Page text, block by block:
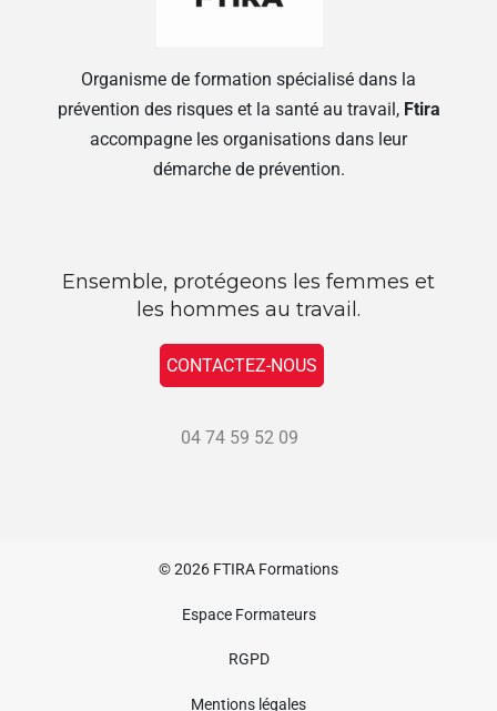
Organisme de formation spécialisé dans la
prévention des risques et la santé au travail, Ftira
accompagne les organisations dans leur
démarche de prévention.
Ensemble, protégeons les femmes et
les hommes au travail.
CONTACTEZ-NOUS
04 74 59 52 09
© 2026 FTIRA Formations
Espace Formateurs
RGPD
Mentions légales